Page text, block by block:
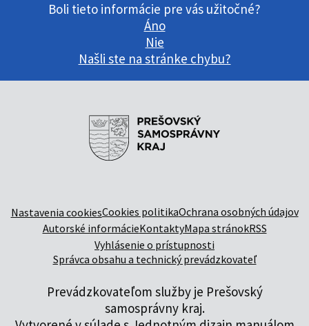
Boli tieto informácie pre vás užitočné?
Áno
Nie
Našli ste na stránke chybu?
Nastavenia cookiesCookies politikaOchrana osobných údajov
Autorské informácieKontaktyMapa stránokRSS
Vyhlásenie o prístupnosti
Správca obsahu a technický prevádzkovateľ
Prevádzkovateľom služby je Prešovský
samosprávny kraj.